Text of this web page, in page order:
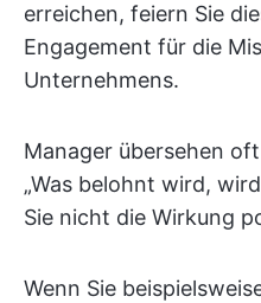
erreichen, feiern Sie
Engagement für die
Unternehmens.
Manager übersehen
„Was belohnt wird,
Sie nicht die Wirkung
Wenn Sie